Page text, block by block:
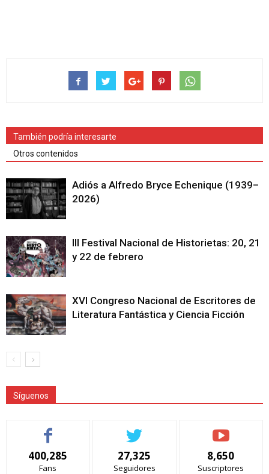
También podría interesarte
Otros contenidos
Adiós a Alfredo Bryce Echenique (1939–
2026)
III Festival Nacional de Historietas: 20, 21
y 22 de febrero
XVI Congreso Nacional de Escritores de
Literatura Fantástica y Ciencia Ficción
Síguenos
400,285
Fans
27,325
Seguidores
8,650
Suscriptores